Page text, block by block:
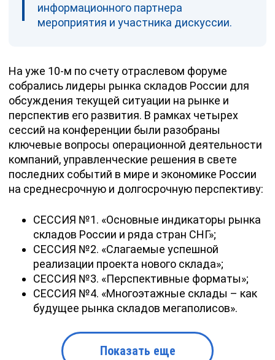
информационного партнера
мероприятия и участника дискуссии.
На уже 10-м по счету отраслевом форуме
собрались лидеры рынка складов России для
обсуждения текущей ситуации на рынке и
перспектив его развития. В рамках четырех
сессий на конференции были разобраны
ключевые вопросы операционной деятельности
компаний, управленческие решения в свете
последних событий в мире и экономике России
на среднесрочную и долгосрочную перспективу:
СЕССИЯ №1. «Основные индикаторы рынка
складов России и ряда стран СНГ»;
СЕССИЯ №2. «Слагаемые успешной
реализации проекта нового склада»;
СЕССИЯ №3. «Перспективные форматы»;
СЕССИЯ №4. «Многоэтажные склады – как
будущее рынка складов мегаполисов».
Показать еще